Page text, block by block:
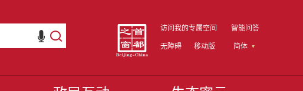
访问我的专属空间 智能问答
无障碍 移动版 简体